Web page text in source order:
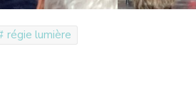
régie lumière